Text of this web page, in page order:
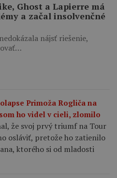
Ghost a Lapierre má
a začal insolvenčné
nájsť riešenie,
Primoža Rogliča na
ho videl v cieli, zlomilo
že svoj prvý triumf na Tour
osláviť, pretože ho zatienilo
ktorého si od mladosti